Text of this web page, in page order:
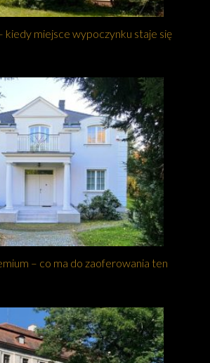
kiedy miejsce wypoczynku staje się
– co ma do zaoferowania ten